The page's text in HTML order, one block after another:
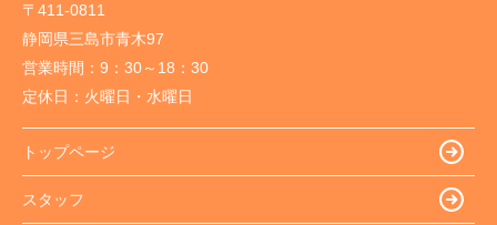
〒411-0811
静岡県三島市青木97
営業時間： 9：30～18：30
定休日： 火曜日・水曜日
トップページ
スタッフ